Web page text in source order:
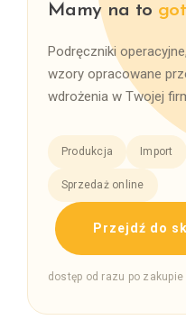
Mamy na to
Podręczniki
wzory opracowane
wdrożenia w Twojej
Produkcja Import
Sprzedaż online
Przejdź do
dostęp od razu po zakupie